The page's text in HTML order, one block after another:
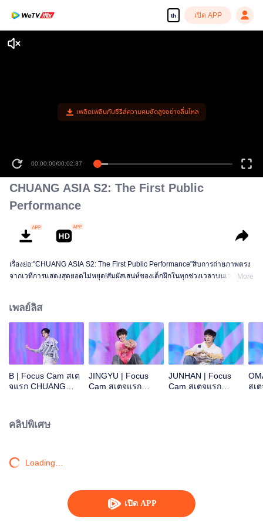
th เปิด APP
เปิด APP
เพลิดเพลินกับซีรีส์ความคมชัดสูงอย่างลื่นไหล
00:00:00/00:02:37
CHUANG ASIA S2: The First Public
Performance
เรื่องย่อ:"CHUANG ASIA S2: The First Public Performance"สิบการถ่ายภาพตรง
จากเวทีการแสดงสุดยอดไม่หยุด!สัมผัสเสน่ห์ของเด็กฝึกในทุกช่วงเวลาบนเวที!โอเค
More
เพลย์ลิส
B | Focus Cam สเต
จแรก CHUANG
JINGYU | Focus
Cam สเตจแรก
JUNHAN | Focus
Cam สเตจแรก
สเ
คลิปพิเศษ
Loading…